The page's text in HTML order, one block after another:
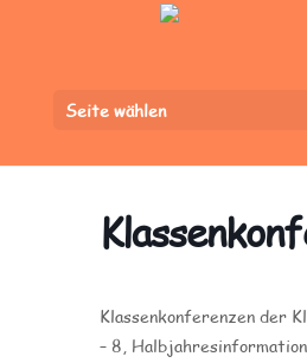
Seite wählen
Klassenkonferenzen der
– 8,